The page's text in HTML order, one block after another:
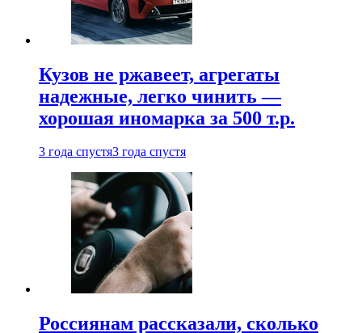
Кузов не ржавеет, агрегаты
надежные, легко чинить —
хорошая иномарка за 500 т.р.
3 года спустя3 года спустя
Россиянам рассказали, сколько